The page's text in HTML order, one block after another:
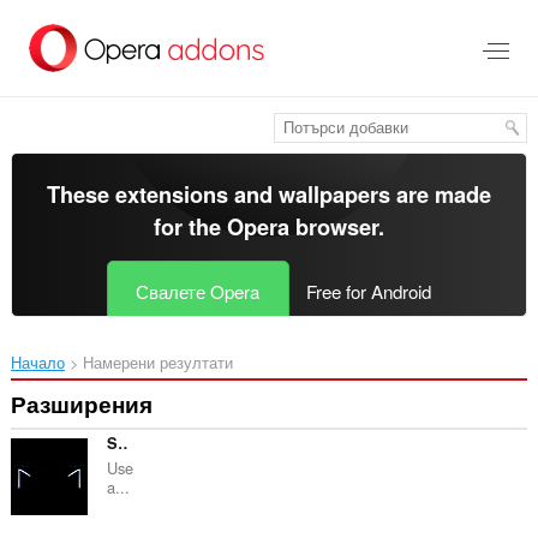
главното
съдържание
These extensions and wallpapers are made
for theOpera browser.
Свалете Opera Free for Android
Начало Намерени резултати
Разширения
Search Anime by Screenshot
Use
a...